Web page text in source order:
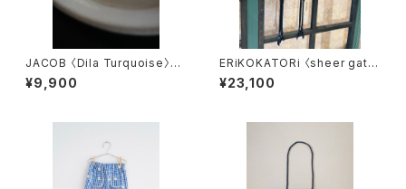
JACOB 〈Dila Turquoise〉5.
5
¥9,900
ERiKOKATORi 〈sheer gater
tanktop〉
¥23,100